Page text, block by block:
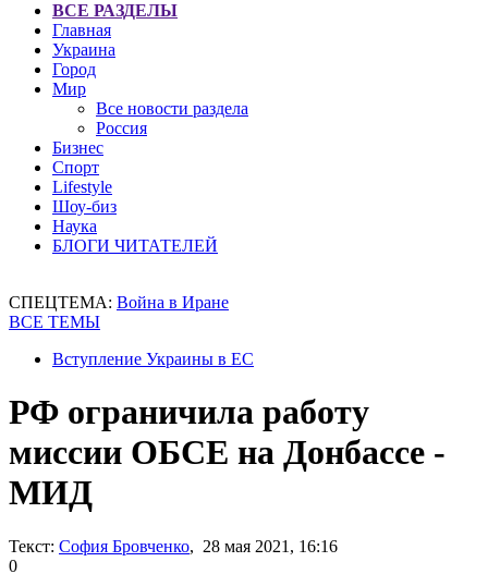
ВСЕ РАЗДЕЛЫ
Главная
Украина
Город
Мир
Все новости раздела
Россия
Бизнес
Спорт
Lifestyle
Шоу-биз
Наука
БЛОГИ ЧИТАТЕЛЕЙ
СПЕЦТЕМА: Война в Иране
ВСЕ ТЕМЫ
Вступление Украины в ЕС
РФ ограничила работу
миссии ОБСЕ на Донбассе -
МИД
Текст: София Бровченко, 28 мая 2021, 16:16
0